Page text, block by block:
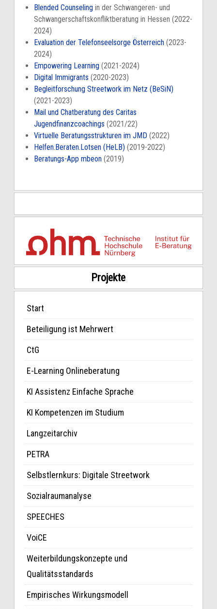
Blended Counselingin der Schwangeren- und
Schwangerschaftskonfliktberatung in Hessen (2022-
2024)
Evaluation der Telefonseelsorge Österreich(2023-
2024)
Empowering Learning(2021-2024)
Digital Immigrants (2020-2023)
Begleitforschung Streetwork im Netz (BeSiN)
(2021-2023)
Mail und Chatberatung des Caritas
Jugendfinanzcoachings (2021/22)
Virtuelle Beratungsstrukturen im JMD(2022)
Helfen.Beraten.Lotsen (HeLB) (2019-2022)
Beratungs-App mbeon(2019)
Projekte
Start
Beteiligung ist Mehrwert
CtG
E-Learning Onlineberatung
KI Assistenz Einfache Sprache
KI Kompetenzen im Studium
Langzeitarchiv
PETRA
Selbstlernkurs: Digitale Streetwork
Sozialraumanalyse
SPEECHES
VoiCE
Weiterbildungskonzepte und
Qualitätsstandards
Empirisches Wirkungsmodell